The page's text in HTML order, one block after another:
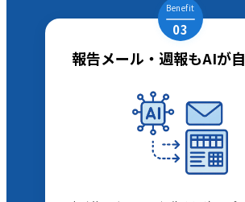
Benefit
03
報告メール・週報もAIが